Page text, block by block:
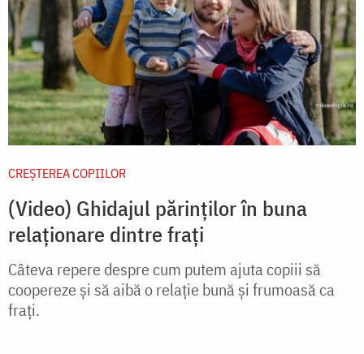
CREŞTEREA COPIILOR
(Video) Ghidajul părinților în buna
relaționare dintre frați
Câteva repere despre cum putem ajuta copiii să
coopereze și să aibă o relație bună și frumoasă ca
frați.